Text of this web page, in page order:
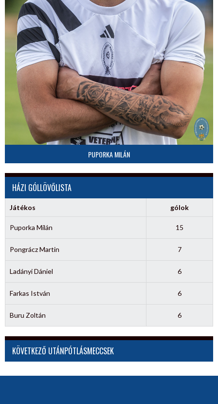
PUPORKA MILÁN
HÁZI GÓLLÖVŐLISTA
Játékos gólok
Puporka Milán 15
Pongrácz Martin 7
Ladányi Dániel 6
Farkas István 6
Buru Zoltán 6
KÖVETKEZŐ UTÁNPÓTLÁSMECCSEK